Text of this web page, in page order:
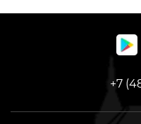
+7